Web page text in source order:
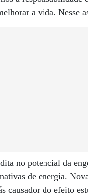
a vida. Nesse
no potencial da
de energia.
causador do efeito